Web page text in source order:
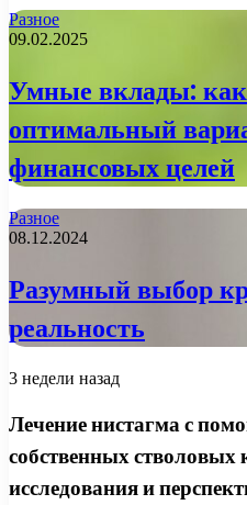
Разное
09.02.2025
Умные вклады:
оптимальный
финансовых целей
Разное
08.12.2024
Разумный выбор
реальность
3 недели назад
Лечение нистагма с
собственных стволовых
исследования и